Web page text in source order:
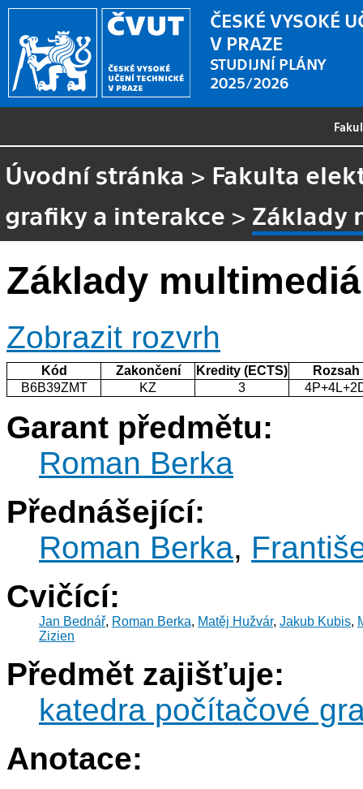
ČESKÉ VYSOKÉ
V PRAZE
STUDIJNÍ PLÁNY
2025/2026
Úvodní stránka > Fakulta
grafiky a interakce > Základy
Základy
Zobrazit rozvrh
Kód Zakončení Kredity (ECTS)
Rozsah
B6B39ZMT
KZ 3
Garant předmětu:
Roman Berka
Přednášející:
Roman Berka,
Cvičící:
Jan Bednář, Roman Berka, Matěj Hužvár, Jakub Kubis,
Zizien
Předmět zajišťuje:
katedra počítačové
Anotace: